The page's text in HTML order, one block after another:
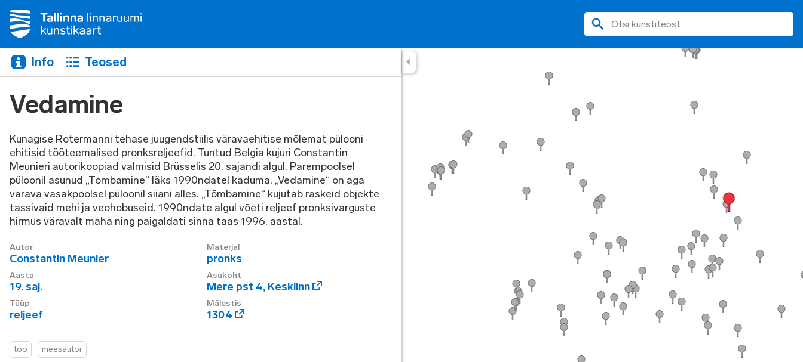
Info Teosed
Vedamine
Kunagise Rotermanni tehase juugendstiilis väravaehitise mõlemat pülooni
ehitisid tööteemalised pronksreljeefid. Tuntud Belgia kujuri Constantin
Meunieri autorikoopiad valmisid Brüsselis 20. sajandi algul. Parempoolsel
püloonil asunud „Tõmbamine“ läks 1990ndatel kaduma. „Vedamine“ on aga
värava vasakpoolsel püloonil siiani alles. „Tõmbamine“ kujutab raskeid objekte
tassivaid mehi ja veohobuseid. 1990ndate algul võeti reljeef pronksivarguste
hirmus väravalt maha ning paigaldati sinna taas 1996. aastal.
Autor
Constantin Meunier
Aasta
19. saj.
Tüüp
reljeef
Materjal
pronks
Asukoht
Mere pst 4, Kesklinn
Mälestis
1304
töö meesautor